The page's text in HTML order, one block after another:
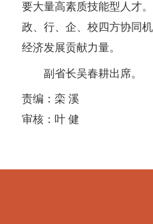
要大量高素质技能型人才
政、行、企、校四方协同
经济发展贡献力量。
副省长吴春耕出席。
责编：栾 溪
审核：叶 健